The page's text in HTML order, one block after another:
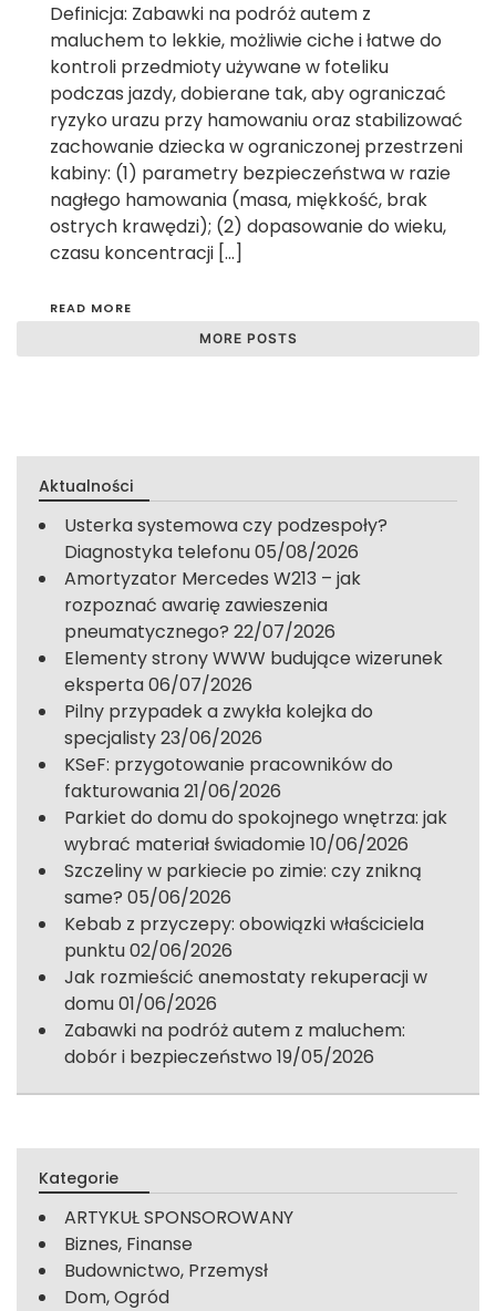
Definicja: Zabawki na podróż autem z
maluchem to lekkie, możliwie ciche i łatwe do
kontroli przedmioty używane w foteliku
podczas jazdy, dobierane tak, aby ograniczać
ryzyko urazu przy hamowaniu oraz stabilizować
zachowanie dziecka w ograniczonej przestrzeni
kabiny: (1) parametry bezpieczeństwa w razie
nagłego hamowania (masa, miękkość, brak
ostrych krawędzi); (2) dopasowanie do wieku,
czasu koncentracji […]
READ MORE
MORE POSTS
Aktualności
Usterka systemowa czy podzespoły?
Diagnostyka telefonu05/08/2026
Amortyzator Mercedes W213 – jak
rozpoznać awarię zawieszenia
pneumatycznego? 22/07/2026
Elementy strony WWW budujące wizerunek
eksperta06/07/2026
Pilny przypadek a zwykła kolejka do
specjalisty23/06/2026
KSeF: przygotowanie pracowników do
fakturowania21/06/2026
Parkiet do domu do spokojnego wnętrza: jak
wybrać materiał świadomie 10/06/2026
Szczeliny w parkiecie po zimie: czy znikną
same? 05/06/2026
Kebab z przyczepy: obowiązki właściciela
punktu02/06/2026
Jak rozmieścić anemostaty rekuperacji w
domu01/06/2026
Zabawki na podróż autem z maluchem:
dobór i bezpieczeństwo 19/05/2026
Kategorie
ARTYKUŁ SPONSOROWANY
Biznes, Finanse
Budownictwo, Przemysł
Dom, Ogród